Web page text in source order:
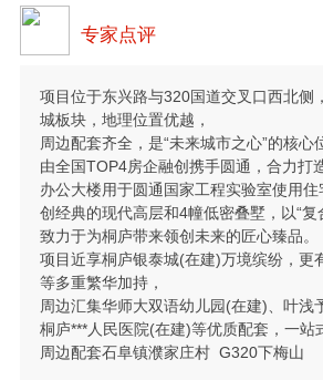
专家点评
项目位于东兴路与320国道交叉口西北侧
城板块，地理位置优越，
周边配套齐全，是“未来城市之心”的核心
由全国TOP4房企融创携手圆通，合力打
办公大楼用于圆通国家工程实验室使用
创经典的现代高层和4幢低密叠墅，以“复
致力于为桐庐带来领创未来的匠心臻品。
项目近享桐庐银泰城(在建)万境缤纷，更
等多重繁华加持，
周边汇集华师大双语幼儿园(在建)、叶浅
桐庐***人民医院(在建)等优质配套，一站
周边配套石阜镇濮家庄村 G320下梅山